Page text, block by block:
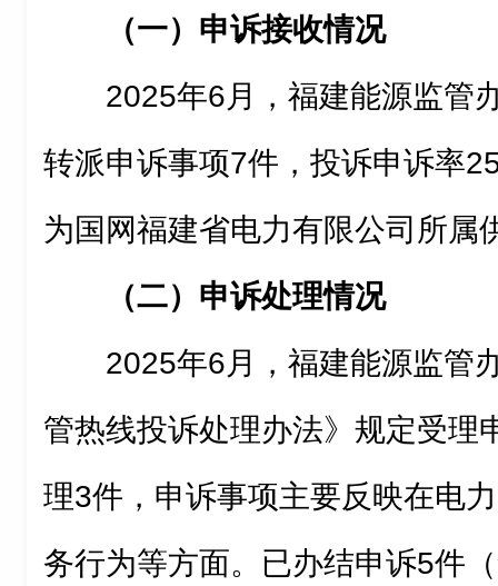
（一）申诉接收情况
2025年6月 ， 福建能源监管
转派申诉事项7件， 投诉申诉率
为国网福建省电力有限公司 所属
（二）申诉处理情况
2025年6月， 福建能源监管
管热线投诉处理办法》规定受理
理3件，申诉事项主要反映在电
务行为等方面。 已办结申诉5件